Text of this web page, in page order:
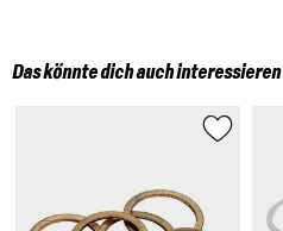
Das könnte dich auch interessieren